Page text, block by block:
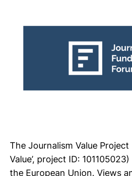
The Jour­na­lism Value Pro­ject
Value’, pro­ject ID:
the European Union. Views